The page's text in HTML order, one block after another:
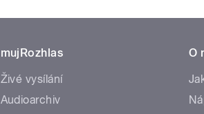
mujRozhlas
Živé vysílání
Audioarchiv
O